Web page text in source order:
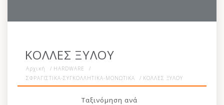
ΚΟΛΛΕΣ ΞΥΛΟΥ
Αρχική / HARDWARE
/
ΣΦΡΑΓΙΣΤΙΚΑ-ΣΥΓΚΟΛΛΗΤΙΚΑ-ΜΟΝΩΤΙΚΑ
/ ΚΟΛΛΕΣ ΞΥΛΟΥ
Ταξινόμηση ανά